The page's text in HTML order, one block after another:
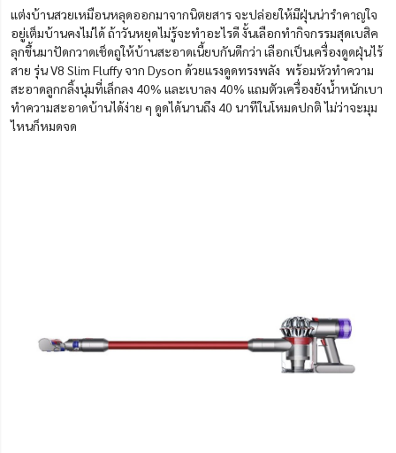
แต่งบ้านสวยเหมือนหลุดออกมาจากนิตยสาร จะปล่อยให้มีฝุ่นน่ารำคาญใจ
อยู่เต็มบ้านคงไม่ได้ ถ้าวันหยุดไม่รู้จะทำอะไรดี งั้นเลือกทำกิจกรรมสุดเบสิค
ลุกขึ้นมาปัดกวาดเช็ดถูให้บ้านสะอาดเนี้ยบกันดีกว่า เลือกเป็นเครื่องดูดฝุ่นไร้
สาย รุ่น V8 Slim Fluffy จาก Dyson ด้วยแรงดูดทรงพลัง พร้อมหัวทำความ
สะอาดลูกกลิ้งนุ่มที่เล็กลง 40% และเบาลง 40% แถมตัวเครื่องยังน้ำหนักเบา
ทำความสะอาดบ้านได้ง่าย ๆ ดูดได้นานถึง 40 นาทีในโหมดปกติ ไม่ว่าจะมุม
ไหนก็หมดจด